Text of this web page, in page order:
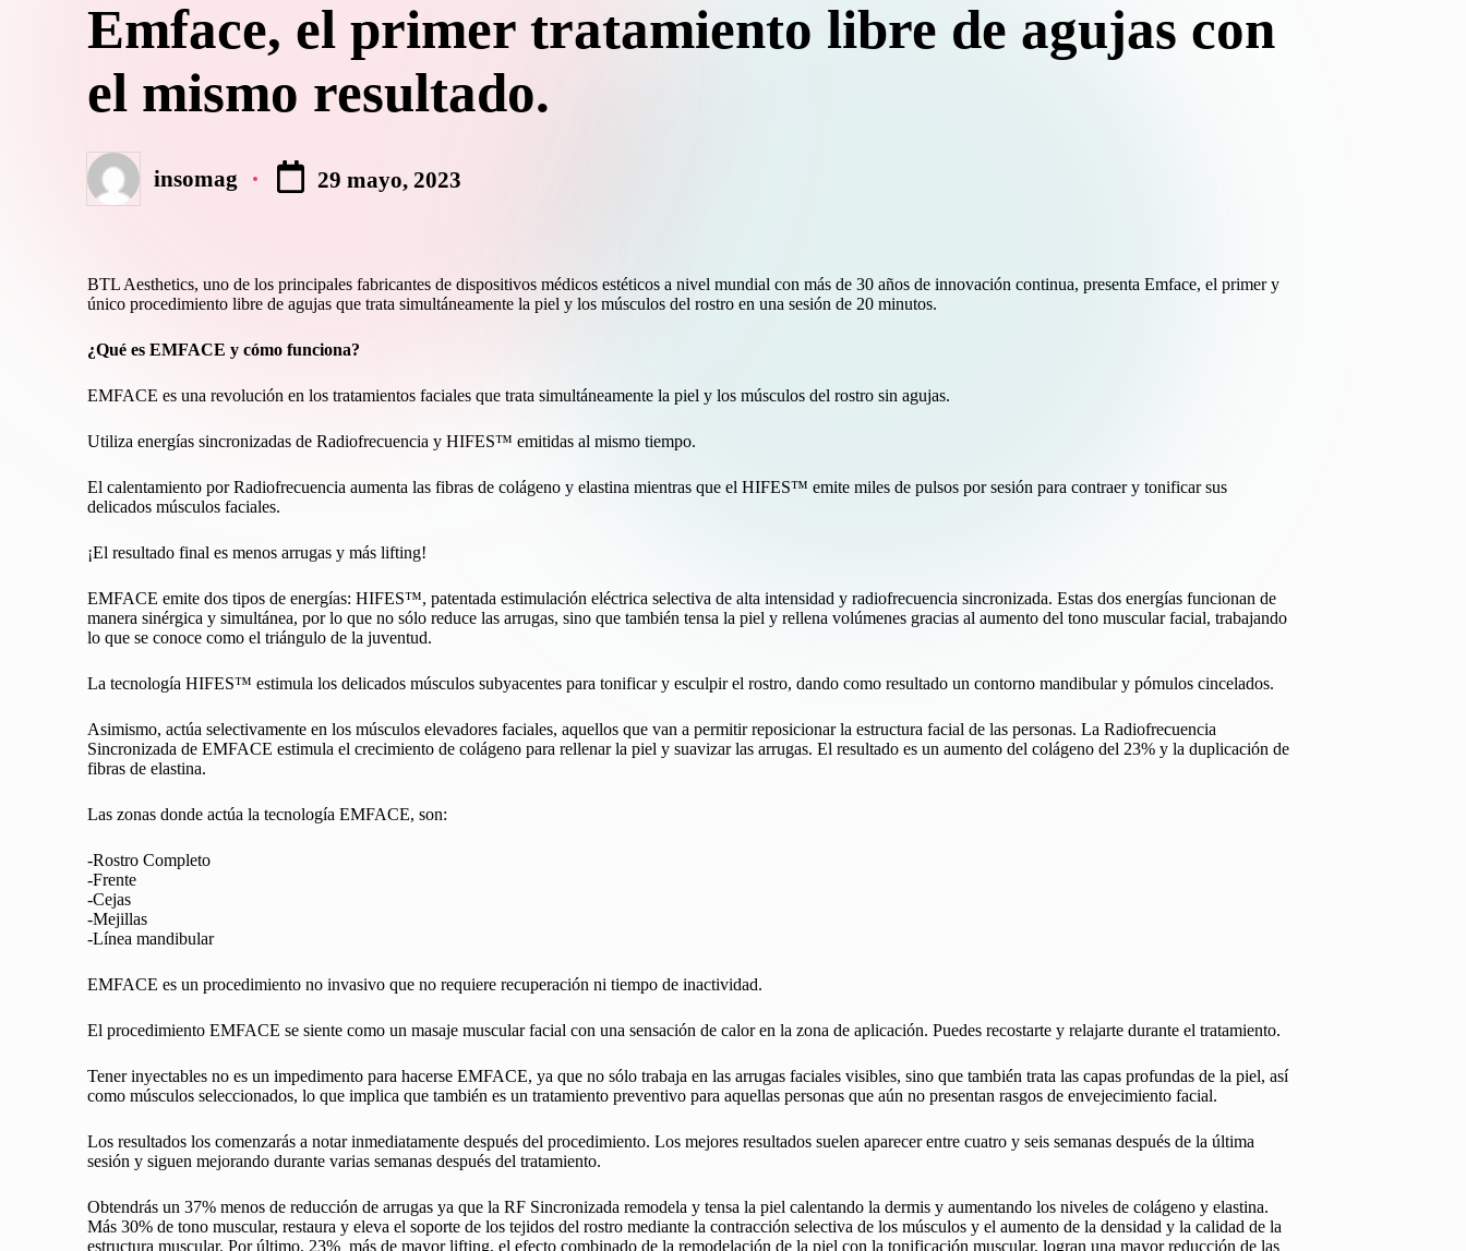
Emface, el primer tratamiento libre de agujas con
el mismo resultado.
Publicadoinsomag 29 mayo, 2023
BTL Aesthetics, uno de los principales fabricantes de dispositivos médicos estéticos a nivel mundial con más de 30 años de innovación continua, presenta Emface, el primer y
único procedimiento libre de agujas que trata simultáneamente la piel y los músculos del rostro en una sesión de 20 minutos.
¿Qué es EMFACE y cómo funciona?
EMFACE es una revolución en los tratamientos faciales que trata simultáneamente la piel y los músculos del rostro sin agujas.
Utiliza energías sincronizadas de Radiofrecuencia y HIFES™ emitidas al mismo tiempo.
El calentamiento por Radiofrecuencia aumenta las fibras de colágeno y elastina mientras que el HIFES™ emite miles de pulsos por sesión para contraer y tonificar sus
delicados músculos faciales.
¡El resultado final es menos arrugas y más lifting!
EMFACE emite dos tipos de energías: HIFES™, patentada estimulación eléctrica selectiva de alta intensidad y radiofrecuencia sincronizada. Estas dos energías funcionan de
manera sinérgica y simultánea, por lo que no sólo reduce las arrugas, sino que también tensa la piel y rellena volúmenes gracias al aumento del tono muscular facial, trabajando
lo que se conoce como el triángulo de la juventud.
La tecnología HIFES™ estimula los delicados músculos subyacentes para tonificar y esculpir el rostro, dando como resultado un contorno mandibular y pómulos cincelados.
Asimismo, actúa selectivamente en los músculos elevadores faciales, aquellos que van a permitir reposicionar la estructura facial de las personas. La Radiofrecuencia
Sincronizada de EMFACE estimula el crecimiento de colágeno para rellenar la piel y suavizar las arrugas. El resultado es un aumento del colágeno del 23% y la duplicación de
fibras de elastina.
Las zonas donde actúa la tecnología EMFACE, son:
-Rostro Completo
-Frente
-Cejas
-Mejillas
-Línea mandibular
EMFACE es un procedimiento no invasivo que no requiere recuperación ni tiempo de inactividad.
El procedimiento EMFACE se siente como un masaje muscular facial con una sensación de calor en la zona de aplicación. Puedes recostarte y relajarte durante el tratamiento.
Tener inyectables no es un impedimento para hacerse EMFACE, ya que no sólo trabaja en las arrugas faciales visibles, sino que también trata las capas profundas de la piel, así
como músculos seleccionados, lo que implica que también es un tratamiento preventivo para aquellas personas que aún no presentan rasgos de envejecimiento facial.
Los resultados los comenzarás a notar inmediatamente después del procedimiento. Los mejores resultados suelen aparecer entre cuatro y seis semanas después de la última
sesión y siguen mejorando durante varias semanas después del tratamiento.
Obtendrás un 37% menos de reducción de arrugas ya que la RF Sincronizada remodela y tensa la piel calentando la dermis y aumentando los niveles de colágeno y elastina.
Más 30% de tono muscular, restaura y eleva el soporte de los tejidos del rostro mediante la contracción selectiva de los músculos y el aumento de la densidad y la calidad de la
estructura muscular. Por último, 23% más de mayor lifting, el efecto combinado de la remodelación de la piel con la tonificación muscular, logran una mayor reducción de las